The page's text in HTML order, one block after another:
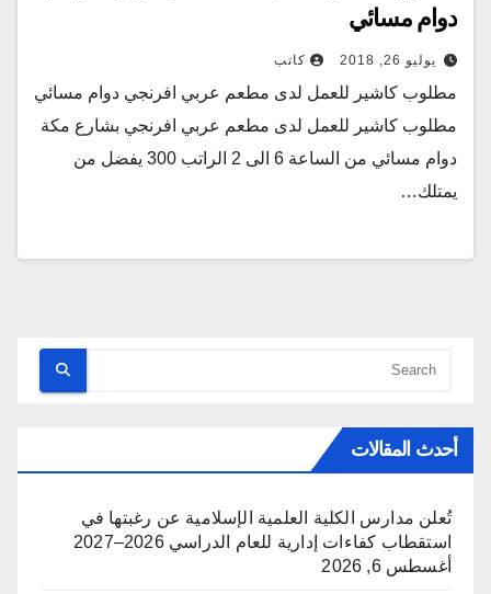
دوام مسائي
يوليو 26, 2018 كاتب
مطلوب كاشير للعمل لدى مطعم عربي افرنجي دوام مسائي
مطلوب كاشير للعمل لدى مطعم عربي افرنجي بشارع مكة
دوام مسائي من الساعة 6 الى 2 الراتب 300 يفضل من
يمتلك…
أحدث المقالات
تُعلن مدارس الكلية العلمية الإسلامية عن رغبتها في
استقطاب كفاءات إدارية للعام الدراسي 2026–2027
أغسطس 6, 2026